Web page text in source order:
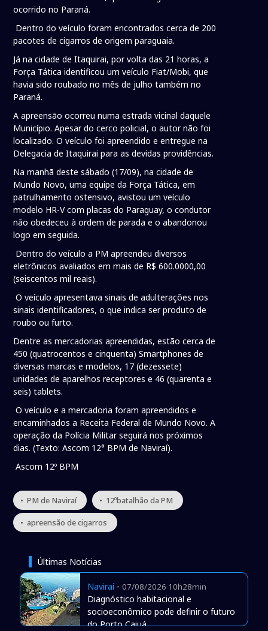
ocorrido no Paraná.
Dentro do veículo foram encontrados cerca de 200
pacotes de cigarros de origem paraguaia.
Já na cidade de Itaquirai, por volta das 21 horas, a
Força Tática identificou um veículo Fiat/Mobi, que
havia sido roubado no mês de julho também no
Paraná.
A apreensão ocorreu numa estrada vicinal daquele
Município. Apesar do cerco policial, o autor não foi
localizado. O veículo foi apreendido e entregue na
Delegacia de Itaquirai para as devidas providências.
Na manhã deste sábado (17/09), na cidade de
Mundo Novo, uma equipe da Força Tática, em
patrulhamento ostensivo, avistou um veículo
modelo HR-V com placas do Paraguay, o condutor
não obedeceu à ordem de parada e o abandonou
logo em seguida.
Dentro do veículo a PM apreendeu diversos
eletrônicos avaliados em mais de R$ 600.0000,00
(seiscentos mil reais).
O veículo apresentava sinais de adulterações nos
sinais identificadores, o que indica ser produto de
roubo ou furto.
Dentre as mercadorias apreendidas, estão cerca de
450 (quatrocentos e cinquenta) Smartphones de
diversas marcas e modelos, 17 (dezessete)
unidades de aparelhos receptores e 46 (quarenta e
seis) tablets.
O veículo e a mercadoria foram apreendidos e
encaminhados a Receita Federal de Mundo Novo. A
operação da Polícia Militar seguirá nos próximos
dias. (Texto: Ascom 12° BPM de Naviraí).
Ascom 12º BPM
• PM de Naviraí • 12ºbatalhão da PM
• apreensão de cigarros
Últimas Notícias
Naviraí- 07/08/2026 10h28min
Diagnóstico habitacional e
socioeconômico pode definir o futuro
do Porto Caiuá